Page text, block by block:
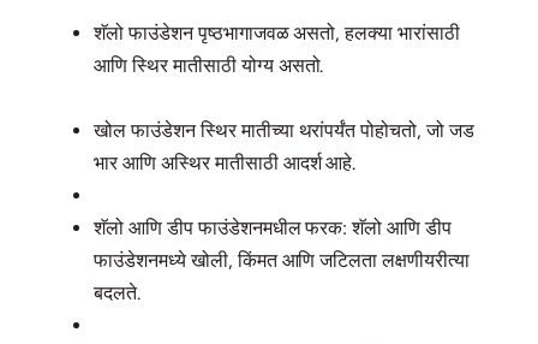
शॅलो फाउंडेशन पृष्ठभागाजवळ असतो, हलक्या भारांसाठी
आणि स्थिर मातीसाठी योग्य असतो.
खोल फाउंडेशन स्थिर मातीच्या थरांपर्यंत पोहोचतो, जो जड
भार आणि अस्थिर मातीसाठी आदर्श आहे.
शॅलो आणि डीप फाउंडेशनमधील फरक: शॅलो आणि डीप
फाउंडेशनमध्ये खोली, किंमत आणि जटिलता लक्षणीयरीत्या
बदलते.